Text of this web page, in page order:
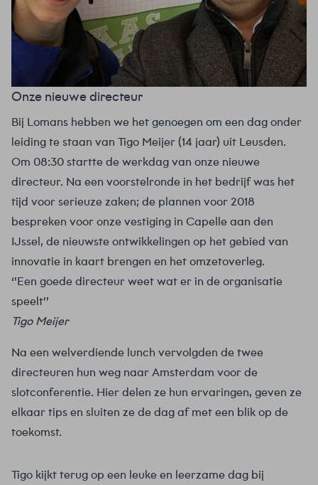
Onze nieuwe directeur
Bij Lomans hebben we het genoegen om een dag onder
leiding te staan van Tigo Meijer (14 jaar) uit Leusden.
Om 08:30 startte de werkdag van onze nieuwe
directeur. Na een voorstelronde in het bedrijf was het
tijd voor serieuze zaken; de plannen voor 2018
bespreken voor onze vestiging in Capelle aan den
IJssel, de nieuwste ontwikkelingen op het gebied van
innovatie in kaart brengen en het omzetoverleg.
‘’Een goede directeur weet wat er in de organisatie
speelt’’
Tigo Meijer
Na een welverdiende lunch vervolgden de twee
directeuren hun weg naar Amsterdam voor de
slotconferentie. Hier delen ze hun ervaringen, geven ze
elkaar tips en sluiten ze de dag af met een blik op de
toekomst.
Tigo kijkt terug op een leuke en leerzame dag bij